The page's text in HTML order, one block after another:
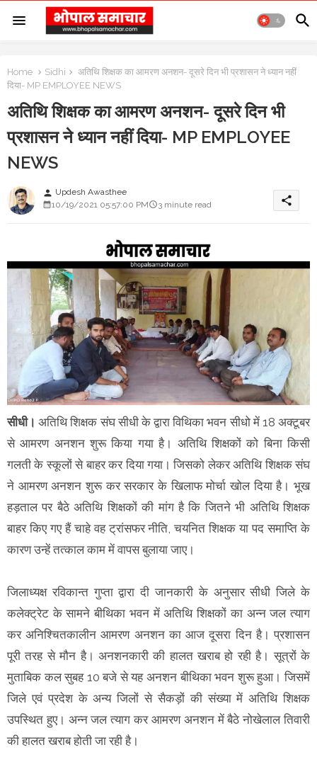
Home Sidhi
अतिथि शिक्षक का आमरण अनशन- दूसरे दिन भी प्रशासन ने ध्यान नहीं
दिया- MP EMPLOYEE NEWS
अतिथि शिक्षक का आमरण अनशन- दूसरे दिन भी
प्रशासन ने ध्यान नहीं दिया- MP EMPLOYEE
NEWS
person Updesh Awasthee
10/19/2021 05:57:00 PM
3 minute read share
सीधी।अतिथि शिक्षक संघ सीधी के द्वारा विथिका भवन सीधो में 18 अक्टूबर
से आमरण अनशन शुरू किया गया है। अतिथि शिक्षकों को बिना किसी
गलती के स्कूलों से बाहर कर दिया गया। जिसको लेकर अतिथि शिक्षक संघ
ने आमरण अनशन शुरू कर सरकार के खिलाफ मोर्चा खोल दिया है। भूख
हड़ताल पर बैठे अतिथि शिक्षकों की मांग है कि जितने भी अतिथि शिक्षक
बाहर किए गए हैं चाहे वह ट्रांसफर नीति, चयनित शिक्षक या पद समाप्ति के
कारण उन्हें तत्काल काम में वापस बुलाया जाए।
जिलाध्यक्ष रविकान्त गुप्ता द्वारा दी जानकारी के अनुसार सीधी जिले के
कलेक्ट्रेट के सामने बीथिका भवन में अतिथि शिक्षकों का अन्न जल त्याग
कर अनिश्चितकालीन आमरण अनशन का आज दूसरा दिन है। प्रशासन
पूरी तरह से मौन है। अनशनकारी की हालत खराब हो रही है। सूत्रों के
मुताबिक कल सुबह 10 बजे से यह अनशन बीथिका भवन शुरू हुआ। जिसमें
जिले एवं प्रदेश के अन्य जिलों से सैकड़ों की संख्या में अतिथि शिक्षक
उपस्थित हुए। अन्न जल त्याग कर आमरण अनशन में बैठे नोखेलाल तिवारी
की हालत खराब होती जा रही है।